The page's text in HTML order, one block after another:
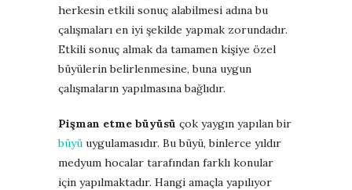
herkesin etkili sonuç alabilmesi adına bu
çalışmaları en iyi şekilde yapmak zorundadır.
Etkili sonuç almak da tamamen kişiye özel
büyülerin belirlenmesine, buna uygun
çalışmaların yapılmasına bağlıdır.
Pişman etme büyüsü çok yaygın yapılan bir
büyü uygulamasıdır. Bu büyü, binlerce yıldır
medyum hocalar tarafından farklı konular
için yapılmaktadır. Hangi amaçla yapılıyor